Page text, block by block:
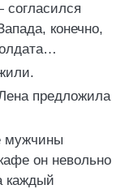
конечно,
предложила
мужчины
он невольно
каждый